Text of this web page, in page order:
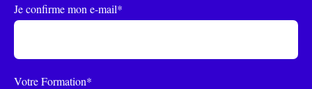
Je confirme mon e-mail*
Votre Formation*